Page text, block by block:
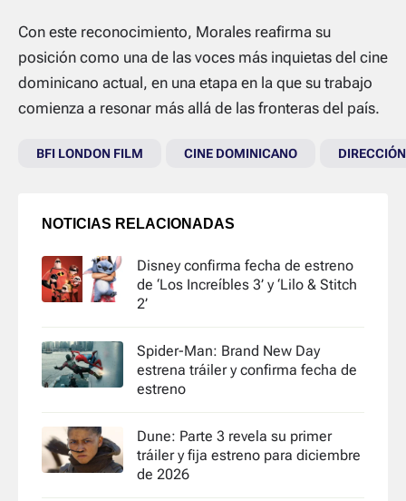
Con este reconocimiento, Morales reafirma su
posición como una de las voces más inquietas del cine
dominicano actual, en una etapa en la que su trabajo
comienza a resonar más allá de las fronteras del país.
BFI LONDON FILM CINE DOMINICANO
NOTICIAS RELACIONADAS
Disney confirma fecha de estreno
de ‘Los Increíbles 3’ y ‘Lilo & Stitch
2’
Spider-Man: Brand New Day
estrena tráiler y confirma fecha de
estreno
Dune: Parte 3 revela su primer
tráiler y fija estreno para diciembre
de 2026